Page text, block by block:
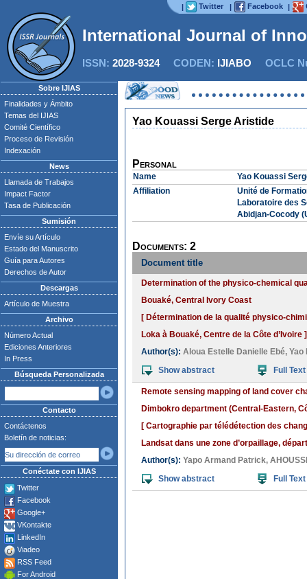
| Twitter | Facebook |
International Journal of
ISSN: 2028-9324CODEN: IJIABO OCLC
Sobre IJIAS
Finalidades y Ámbito
Temas del IJIAS
Comité Científico
Proceso de Revisión
Indexación
News
Llamada de Trabajos
Impact Factor
Tasa de Publicación
Sumisión
Envíe su Artículo
Estado del Manuscrito
Guía para Autores
Derechos de Autor
Descargas
Artículo de Muestra
Archivo
Número Actual
Ediciones Anteriores
In Press
Búsqueda Personalizada
Contacto
Contáctenos
Boletín de noticias:
Conéctate con IJIAS
Twitter
Facebook
Google+
VKontakte
LinkedIn
Viadeo
RSS Feed
For Android
Yao Kouassi Serge Aristide
Personal
Name
Yao Kouassi
Affiliation
Unité de
Laboratoire des
Abidjan-Cocody
Documents: 2
Document title
Determination of the physico-chemical
Bouaké, Central Ivory Coast
[ Détermination de la qualité physico-
Loka à Bouaké, Centre de la Côte d’Ivoire ]
Author(s): Aloua Estelle Danielle Ebé, Yao
Show abstract
Full Text
Remote sensing mapping of land cover
Dimbokro department (Central-Eastern,
[ Cartographie par télédétection des
Landsat dans une zone d’orpaillage,
Author(s): Yapo Armand Patrick,
Show abstract
Full Text